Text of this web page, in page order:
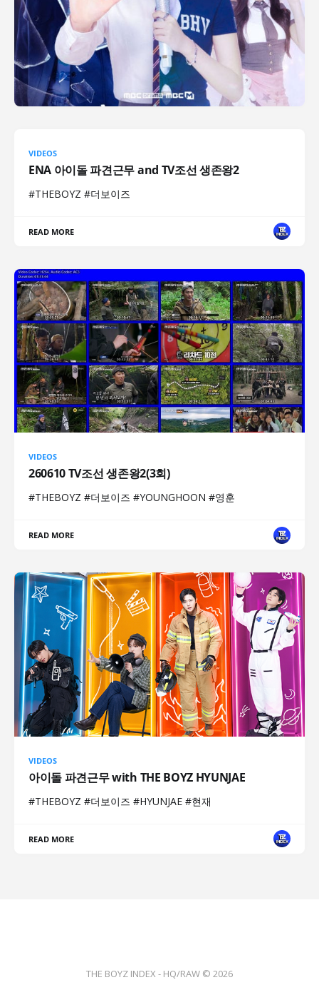
VIDEOS
ENA 아이돌 파견근무 and TV조선 생존왕2
#THEBOYZ #더보이즈
READ MORE
VIDEOS
260610 TV조선 생존왕2(3회)
#THEBOYZ #더보이즈 #YOUNGHOON #영훈
READ MORE
VIDEOS
아이돌 파견근무 with THE BOYZ HYUNJAE
#THEBOYZ #더보이즈 #HYUNJAE #현재
READ MORE
THE BOYZ INDEX - HQ/RAW © 2026